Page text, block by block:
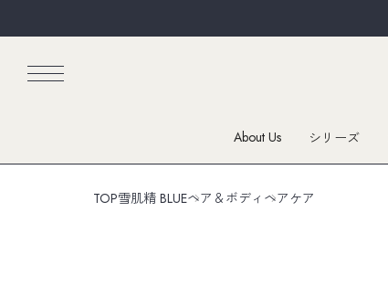
About Us シリーズ
TOP雪肌精 BLUEヘア＆ボディ ヘアケア